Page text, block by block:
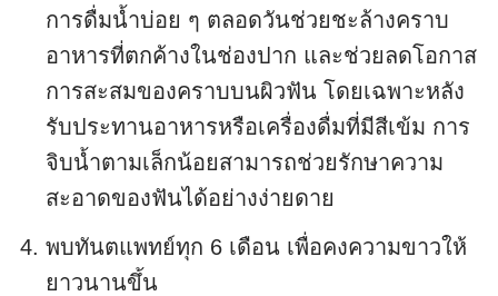
การดื่มน้ำบ่อย ๆ ตลอดวันช่วยชะล้างคราบ
อาหารที่ตกค้างในช่องปาก และช่วยลดโอกาส
การสะสมของคราบบนผิวฟัน โดยเฉพาะหลัง
รับประทานอาหารหรือเครื่องดื่มที่มีสีเข้ม การ
จิบน้ำตามเล็กน้อยสามารถช่วยรักษาความ
สะอาดของฟันได้อย่างง่ายดาย
พบทันตแพทย์ทุก 6 เดือน เพื่อคงความขาวให้
ยาวนานขึ้น